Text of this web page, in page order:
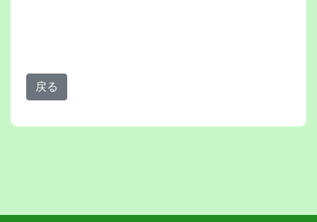
戻る